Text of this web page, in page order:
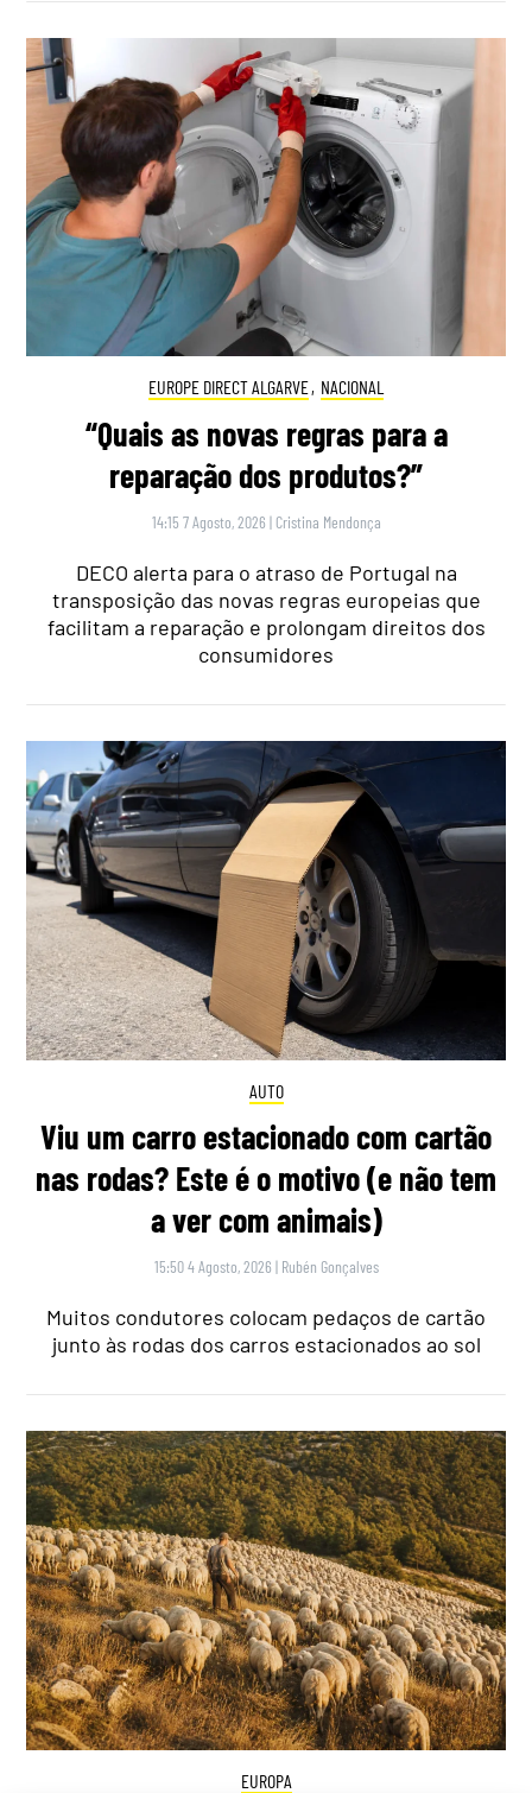
EUROPE DIRECT ALGARVE, NACIONAL
“Quais as novas regras para a
reparação dos produtos?”
14:15 7 Agosto, 2026 | Cristina Mendonça
DECO alerta para o atraso de Portugal na
transposição das novas regras europeias que
facilitam a reparação e prolongam direitos dos
consumidores
AUTO
Viu um carro estacionado com cartão
nas rodas? Este é o motivo (e não tem
a ver com animais)
15:50 4 Agosto, 2026 | Rubén Gonçalves
Muitos condutores colocam pedaços de cartão
junto às rodas dos carros estacionados ao sol
EUROPA